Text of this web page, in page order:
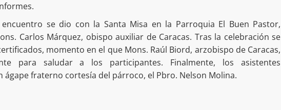
se dio con la Santa Misa en la Parroquia El Buen Pastor,
Carlos Márquez, obispo auxiliar de Caracas. Tras la celebración se
momento en el que Mons. Raúl Biord, arzobispo de Caracas,
para saludar a los participantes. Finalmente, los asistentes
ágape fraterno cortesía del párroco, el Pbro. Nelson Molina.